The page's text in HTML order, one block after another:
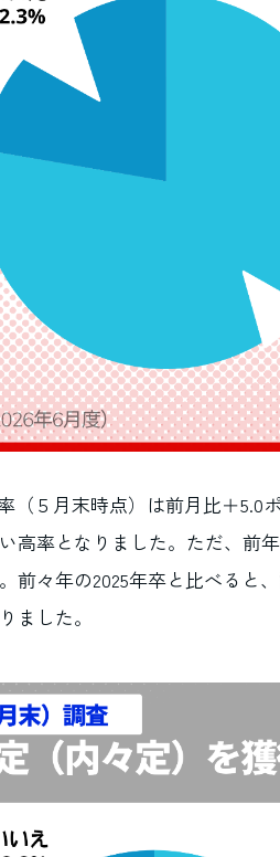
（５月末時点）は前月比＋5.0
高率となりました。ただ、前
前々年の2025年卒と比べると
ました。